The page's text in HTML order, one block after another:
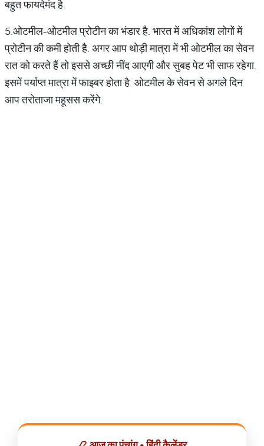
बहुत फायदेमंद है.
5.ओटमील-ओटमील प्रोटीन का भंडार है. भारत में अधिकांश लोगों में
प्रोटीन की कमी होती है. अगर आप थोड़ी मात्रा में भी ओटमील का सेवन
रात को करते हैं तो इससे अच्छी नींद आएगी और सुबह पेट भी साफ रहेगा.
इसमें पर्याप्त मात्रा में फाइबर होता है. ओटमील के सेवन से अगले दिन
आप तरोताजा महूसस करेंगे.